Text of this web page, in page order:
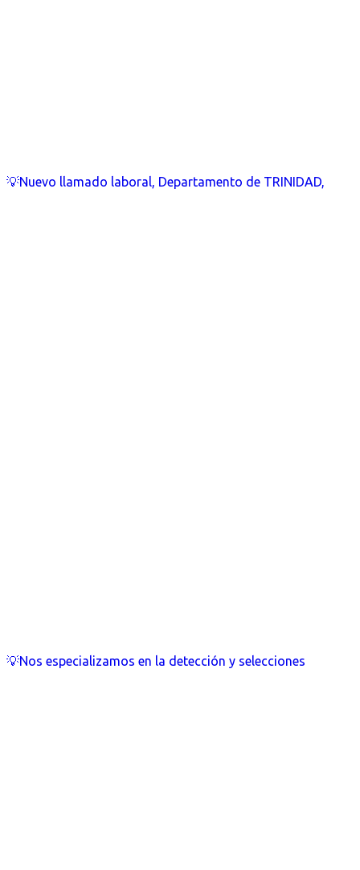
💡Nuevo llamado laboral, Departamento de TRINIDAD,
💡Nos especializamos en la detección y selecciones